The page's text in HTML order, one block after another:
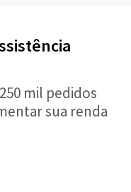
mil pedidos
sua renda